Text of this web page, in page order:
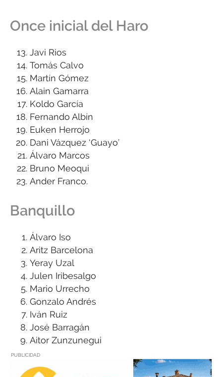
Once inicial del Haro
Javi Rios
Tomás Calvo
Martín Gómez
Alain Gamarra
Koldo García
Fernando Albín
Euken Herrojo
Dani Vázquez ‘Guayo’
Álvaro Marcos
Bruno Meoqui
Ander Franco.
Banquillo
Álvaro Iso
Aritz Barcelona
Yeray Uzal
Julen Iribesalgo
Mario Urrecho
Gonzalo Andrés
Iván Ruiz
José Barragán
Aitor Zunzunegui
PUBLICIDAD